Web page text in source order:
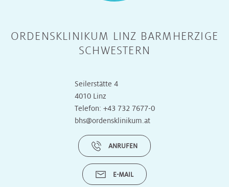
ORDENSKLINIKUM LINZ BARMHERZIGE
SCHWESTERN
Seilerstätte 4
4010 Linz
Telefon: +43 732 7677-0
bhs@ordensklinikum.at
ANRUFEN
E-MAIL